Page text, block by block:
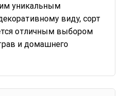
уникальным
виду, сорт
отличным выбором
и домашнего